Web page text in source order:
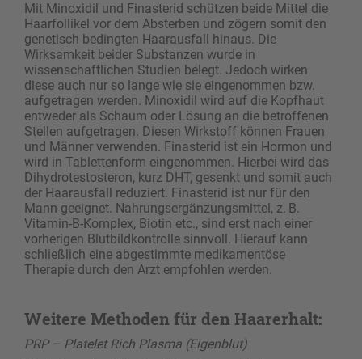
Mit Minoxidil und Finasterid schützen beide Mittel die
Haarfollikel vor dem Absterben und zögern somit den
genetisch bedingten Haarausfall hinaus. Die
Wirksamkeit beider Substanzen wurde in
wissenschaftlichen Studien belegt. Jedoch wirken
diese auch nur so lange wie sie eingenommen bzw.
aufgetragen werden. Minoxidil wird auf die Kopfhaut
entweder als Schaum oder Lösung an die betroffenen
Stellen aufgetragen. Diesen Wirkstoff können Frauen
und Männer verwenden. Finasterid ist ein Hormon und
wird in Tablettenform eingenommen. Hierbei wird das
Dihydrotestosteron, kurz DHT, gesenkt und somit auch
der Haarausfall reduziert. Finasterid ist nur für den
Mann geeignet. Nahrungsergänzungsmittel, z. B.
Vitamin-B-Komplex, Biotin etc., sind erst nach einer
vorherigen Blutbildkontrolle sinnvoll. Hierauf kann
schließlich eine abgestimmte medikamentöse
Therapie durch den Arzt empfohlen werden.
Weitere Methoden für den Haarerhalt:
PRP – Platelet Rich Plasma (Eigenblut)